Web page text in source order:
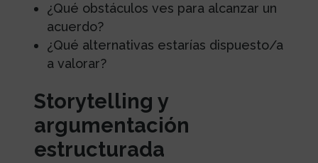
¿Qué obstáculos ves para alcanzar un
acuerdo?
¿Qué alternativas estarías dispuesto/a
a valorar?
Storytelling y
argumentación
estructurada